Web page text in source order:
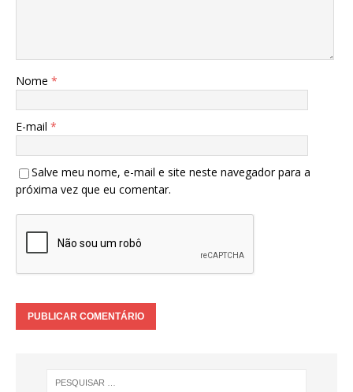
Nome *
E-mail *
Salve meu nome, e-mail e site neste navegador para a
próxima vez que eu comentar.